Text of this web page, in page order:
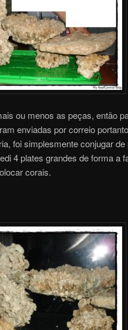
ou menos as peças, então
enviadas por correio
foi simplesmente conjugar
4 plates grandes de forma a
corais.